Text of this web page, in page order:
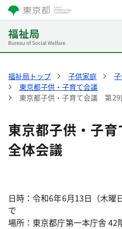
福祉局トップ 子供家庭
東京都子供・子育て会議
東京都子供・子育て会議 第29
東京都子供・子
全体会議
日時：令和6年6月13日（木曜
で
場所：東京都庁第一本庁舎 42